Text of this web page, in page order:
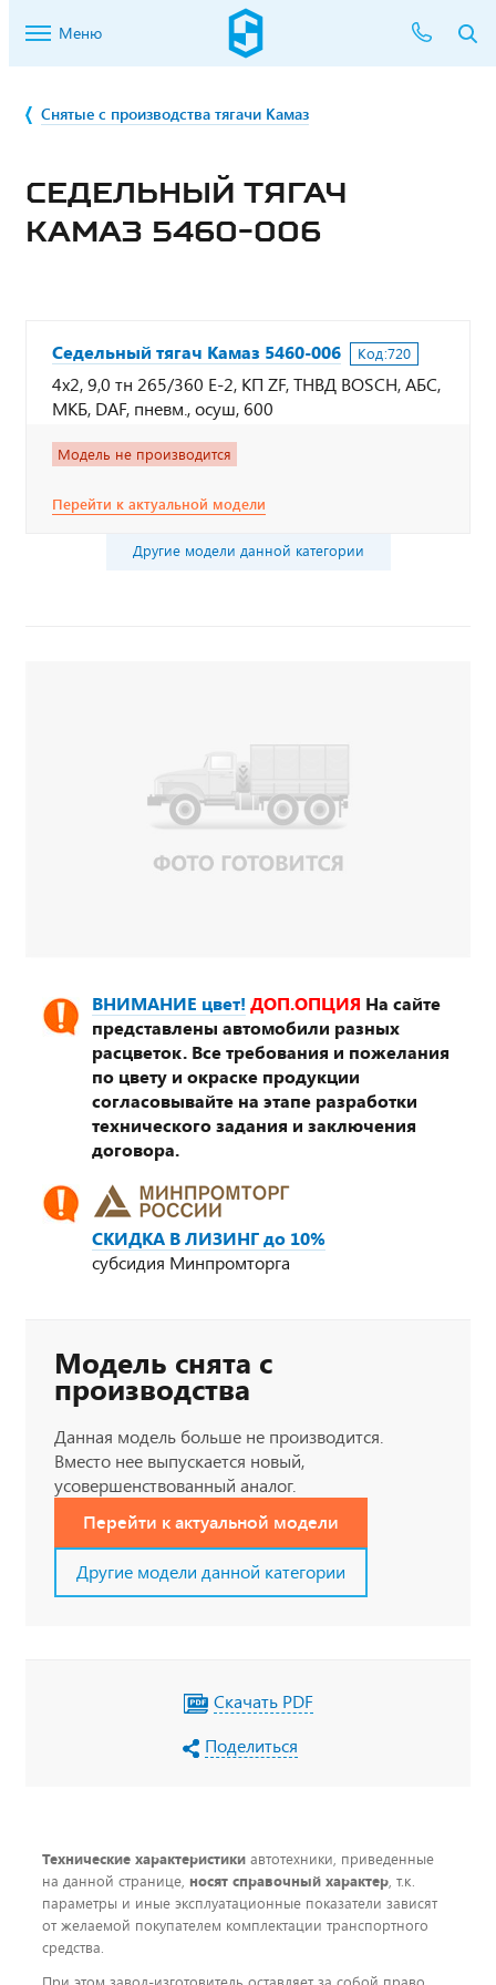
Меню
Снятые с производства тягачи Камаз
СЕДЕЛЬНЫЙ ТЯГАЧ
КАМАЗ 5460-006
Седельный тягач Камаз 5460-006 Код:720
4х2, 9,0 тн 265/360 Е-2, КП ZF, ТНВД BOSCH, АБС,
МКБ, DAF, пневм., осуш, 600
Модель не производится
Перейти к актуальной модели
Другие модели данной категории
ВНИМАНИЕ цвет! ДОП.ОПЦИЯ На сайте
представлены автомобили разных
расцветок. Все требования и пожелания
по цвету и окраске продукции
согласовывайте на этапе разработки
технического задания и заключения
договора.
СКИДКА В ЛИЗИНГ до 10%
субсидия Минпромторга
Модель снята с
производства
Данная модель больше не производится.
Вместо нее выпускается новый,
усовершенствованный аналог.
Перейти к актуальной модели
Другие модели данной категории
Скачать PDF
Поделиться
Технические характеристики автотехники, приведенные
на данной странице, носят справочный характер, т.к.
параметры и иные эксплуатационные показатели зависят
от желаемой покупателем комплектации транспортного
средства.